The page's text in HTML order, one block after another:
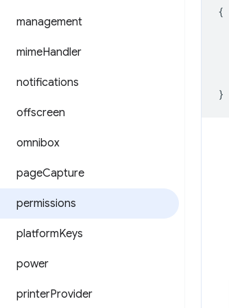
management
mimeHandler
notifications
offscreen
omnibox
pageCapture
permissions
platformKeys
power
printerProvider
{
}